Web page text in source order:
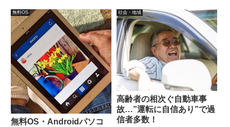
方...
いませんよね？それに、初めて聞
いたなんて方がいたら、要注意で
すよ。現状のWEBカメラ事情防
犯カメラは街中のいたるところ
に...
無料OS
無料OS・Androidパソコ
社会・地域
高齢者の相次ぐ自動車事
故…”運転に自信あり”で過
信者多数！